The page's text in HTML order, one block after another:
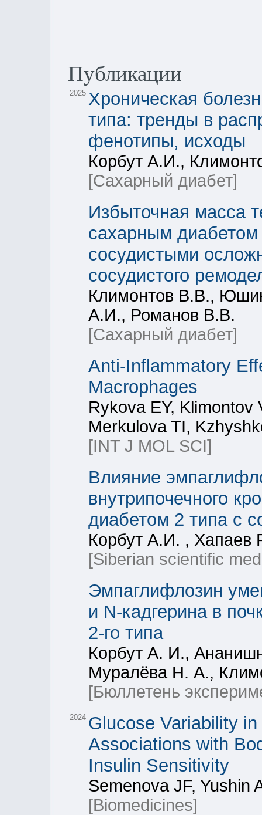
Публикации
2025 Хроническая
типа: тренды в
фенотипы, исходы
Корбут А.И.,
[Сахарный диабет]
Избыточная масса
сахарным
сосудистыми
сосудистого
Климонтов В.В.,
А.И., Романов В.В.
[Сахарный диабет]
Anti-Inflammatory
Macrophages
Rykova EY, Klimontov
Merkulova TI,
[INT J MOL SCI]
Влияние
внутрипочечного
диабетом 2 типа с
Корбут А.И. , Хапаев
[Siberian scientific
Эмпаглифлозин
и N-кадгерина в
2-го типа
Корбут А. И.,
Муралёва Н. А.,
[Бюллетень
2024 Glucose Variability
Associations with
Insulin Sensitivity
Semenova JF, Yushin
[Biomedicines]